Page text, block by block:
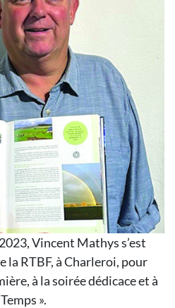
Vincent Mathys s’est
la RTBF, à Charleroi, pour
à la soirée dédicace et à
».